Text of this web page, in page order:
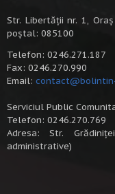
Str. Libertății nr. 1,
poștal: 085100
Telefon: 0246.271.187
Fax: 0246.270.990
Email:
Serviciul Public
Telefon: 0246.270.769
Adresa: Str.
administrative)